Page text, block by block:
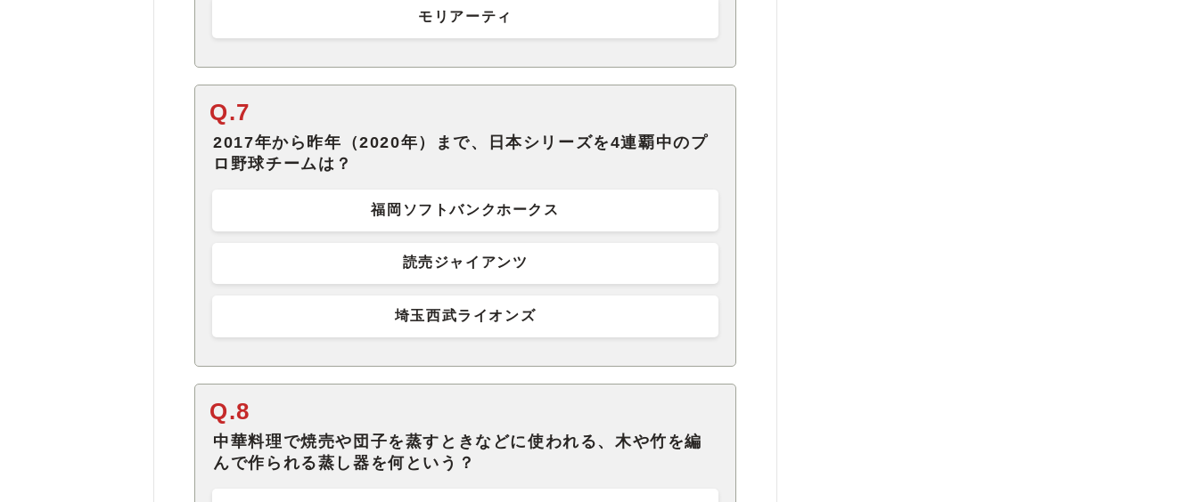
モリアーティ
Q.7
2017年から昨年（2020年）まで、日本シリーズを4連覇中のプ
ロ野球チームは？
福岡ソフトバンクホークス
読売ジャイアンツ
埼玉西武ライオンズ
Q.8
中華料理で焼売や団子を蒸すときなどに使われる、木や竹を編
んで作られる蒸し器を何という？